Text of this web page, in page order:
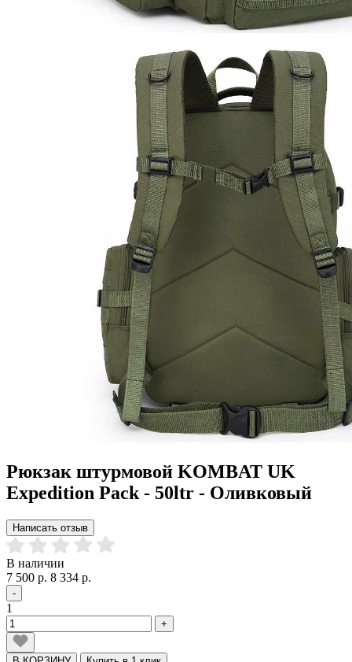
Рюкзак штурмовой KOMBAT UK
Expedition Pack - 50ltr - Оливковый
Написать отзыв
В наличии
7 500 р. 8 334 р.
-
1
+